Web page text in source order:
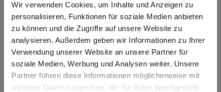
Wir verwenden Cookies, um Inhalte und Anzeigen zu
personalisieren, Funktionen für soziale Medien anbieten
zu können und die Zugriffe auf unsere Website zu
analysieren. Außerdem geben wir Informationen zu Ihrer
Verwendung unserer Website an unsere Partner für
soziale Medien, Werbung und Analysen weiter. Unsere
Partner führen diese Informationen möglicherweise mit
weiteren Daten zusammen, die Sie ihnen bereitgestellt
Oops!
Something went wrong. Please try refreshing the
app